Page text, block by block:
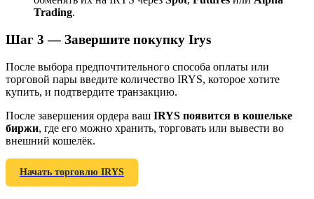
вознаграждения
Trading.
Шаг 3 —Завершите покупку Irys
После выбора предпочтительного способа оплаты или
торговой пары введите количество IRYS, которое хотите
купить, и подтвердите транзакцию.
После завершения ордера ваш IRYS появится в кошельке
биржи, где его можно хранить, торговать или вывести во
внешний кошелёк.
Начать торговлю IRYS